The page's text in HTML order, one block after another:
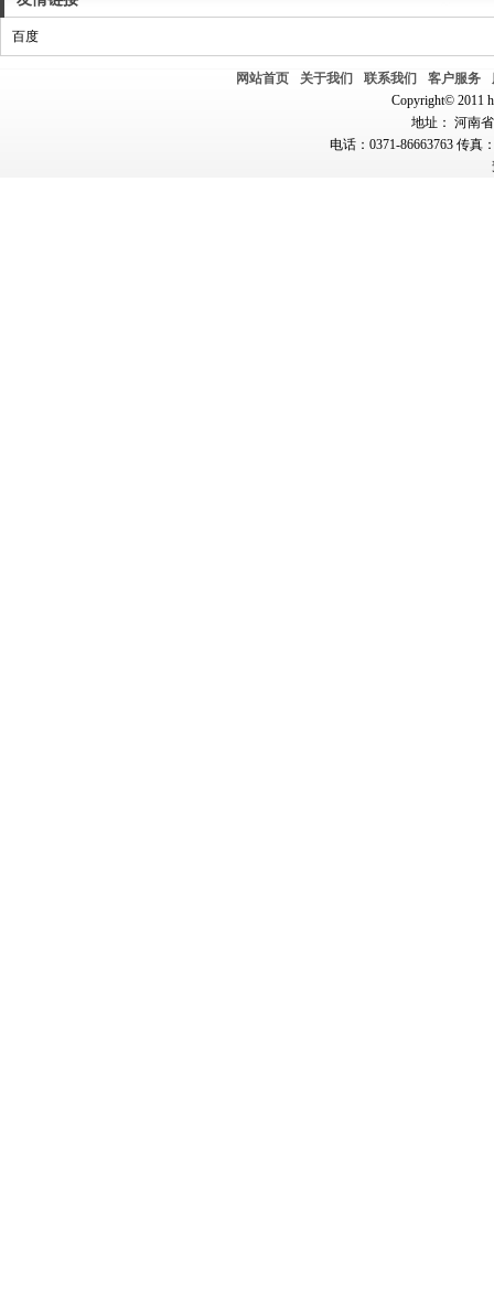
百度
网站首页 关于我们 联系我们 客户服务
Copyright© 2011
地址： 河南
电话：0371-86663763 传真